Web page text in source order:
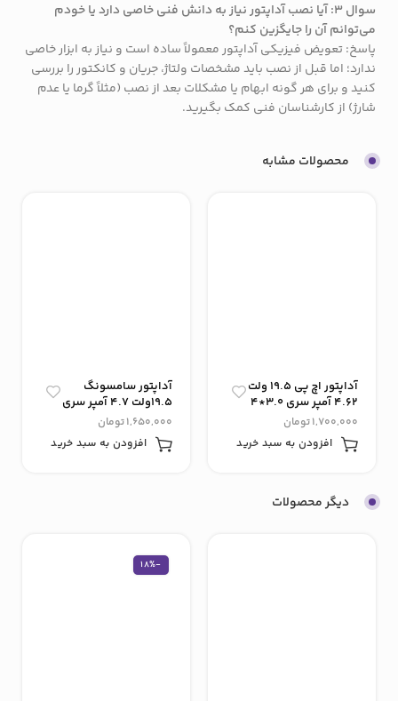
سوال ۳: آیا نصب آداپتور نیاز به دانش فنی خاصی دارد یا خودم
می‌توانم آن را جایگزین کنم؟
پاسخ: تعویض فیزیکی آداپتور معمولاً ساده است و نیاز به ابزار خاصی
ندارد؛ اما قبل از نصب باید مشخصات ولتاژ، جریان و کانکتور را بررسی
کنید و برای هر گونه ابهام یا مشکلات بعد از نصب (مثلاً گرما یا عدم
شارژ) از کارشناسان فنی کمک بگیرید.
محصولات مشابه
آداپتور اچ پی 19.5 ولت
4.62 آمپر سری 3.0*4
1,700,000تومان
افزودن به سبد خرید
آداپتور سامسونگ
19.5ولت 4.7 آمپر سری
3.0*5.5
1,650,000تومان
افزودن به سبد خرید
دیگر محصولات
-18%